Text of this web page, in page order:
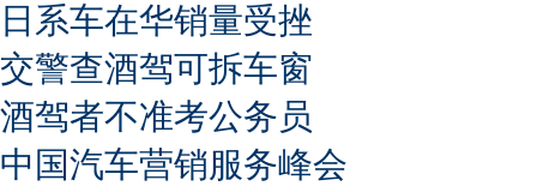
日系车在华销量受挫
交警查酒驾可拆车窗
酒驾者不准考公务员
中国汽车营销服务峰会